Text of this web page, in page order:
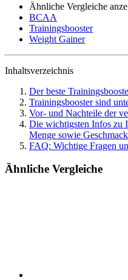
Ähnliche Vergleiche
BCAA
Trainingsbooster
Weight Gainer
Inhaltsverzeichnis
Der beste
Trainingsbooster sind
Vor- und Nachteile der
Die wichtigsten Infos zu
Menge sowie Geschmack
FAQ: Wichtige Fragen
Ähnliche Vergleiche